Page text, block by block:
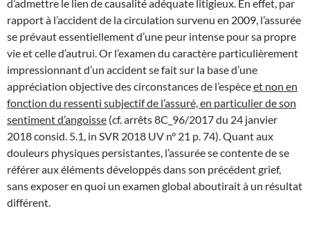
d’admettre le lien de causalité adéquate litigieux. En effet, par
rapport à l’accident de la circulation survenu en 2009, l’assurée
se prévaut essentiellement d’une peur intense pour sa propre
vie et celle d’autrui. Or l’examen du caractère particulièrement
impressionnant d’un accident se fait sur la base d’une
appréciation objective des circonstances de l’espèceet non en
fonction du ressenti subjectif de l’assuré, en particulier de son
sentiment d’angoisse (cf. arrêts 8C_96/2017 du 24 janvier
2018 consid. 5.1, in SVR 2018 UV n° 21 p. 74). Quant aux
douleurs physiques persistantes, l’assurée se contente de se
référer aux éléments développés dans son précédent grief,
sans exposer en quoi un examen global aboutirait à un résultat
différent.